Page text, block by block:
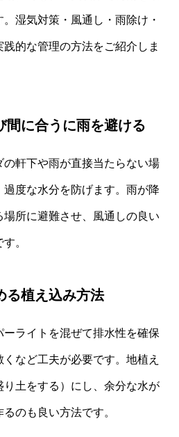
湿気対策・風通し・雨除け・
的な管理の方法をご紹介しま
間に合うに雨を避ける
軒下や雨が直接当たらない場
度な水分を防げます。雨が降
場所に避難させ、風通しの良い
。
る植え込み方法
ライトを混ぜて排水性を確保
など工夫が必要です。地植え
土をする）にし、余分な水が
のも良い方法です。